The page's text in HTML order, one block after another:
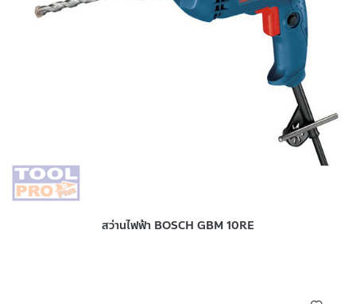
สว่านไฟฟ้า BOSCH GBM 10RE